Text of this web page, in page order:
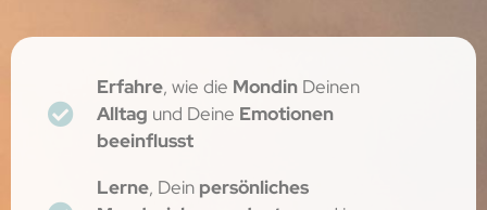
Erfahre, wie die Mondin Deinen
Alltag und Deine Emotionen
beeinflusst
Lerne, Dein persönliches